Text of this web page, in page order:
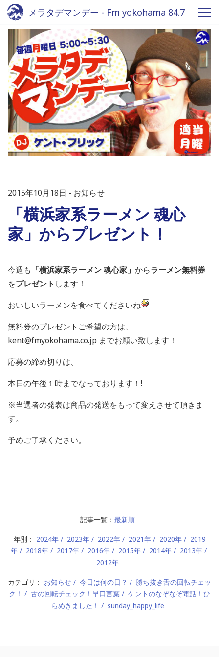
メラタデマンデー - Fm yokohama 84.7
2015年10月18日 お知らせ
「横浜家系ラーメン 魂心
家」からプレゼント！
今週も 「横浜家系ラーメン 魂心家」 からラーメン無料券
をプレゼント します！
おいしいラーメンを食べてくださいね
無料券のプレゼントご希望の方は、
kent@fmyokohama.co.jp までお願い致します！
応募の締め切りは、
本日の午後１時までなっております！!
※当選者の発表は商品の発送をもって変えさせて頂きま
す。
予めご了承ください。
記事一覧： 最新順
年別： 2024年 2023年 2022年 2021年 2020年
2019
年
2018年 2017年 2016年 2015年 2014年
2013年
2012年
カテゴリ： お知らせ 今日は何の日？
勝ち抜き舌の回転チェッ
ク！
舌の回転チェック！早口言葉
ケントのなぞなぞ電話！ひ
らめきました！
sunday_happy_life